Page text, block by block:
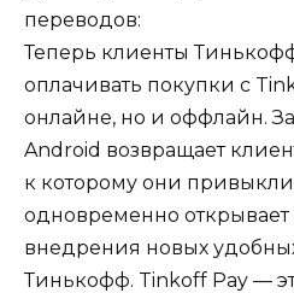
переводов:
Теперь клиенты
оплачивать покупки с
онлайне, но и оффлайн.
Android возвращает
к которому они привыкли
одновременно открывает
внедрения новых
Тинькофф. Tinkoff Pay —